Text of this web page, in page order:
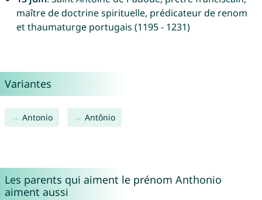
maître de doctrine spirituelle, prédicateur de renom
et thaumaturge portugais (1195 - 1231)
Variantes
Antonio Antônio
Les parents qui aiment le prénom Anthonio
aiment aussi